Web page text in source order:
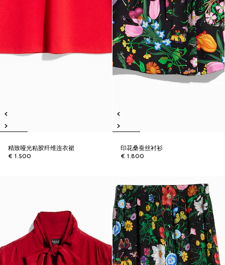
精致哑光粘胶纤维连衣裙
€ 1.500
印花桑蚕丝衬衫
€ 1.800